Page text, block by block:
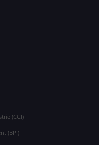
(CCI)
(BPI)